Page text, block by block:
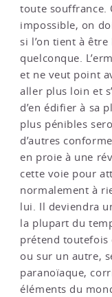
toute souffrance.
impossible, on
si l’on tient à
quelconque.
et ne veut point
aller plus loin et
d’en édifier à sa
plus pénibles
d’autres
en proie à une
cette voie pour
normalement à
lui. Il deviendra
la plupart du
prétend toutefois
ou sur un autre,
paranoïaque,
éléments du